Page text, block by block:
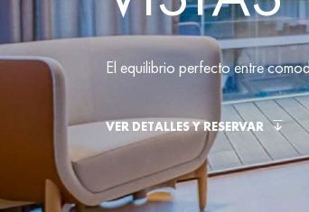
El equilibrio perfecto entre
VER DETALLES Y RESERVAR